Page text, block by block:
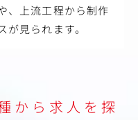
、上流工程から制作
見られます。
から求人を探